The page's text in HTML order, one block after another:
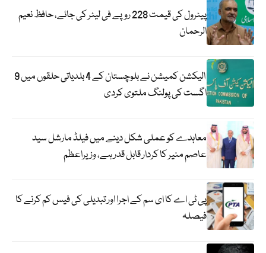
پیٹرول کی قیمت 228 روپے فی لیٹر کی جائے، حافظ نعیم
الرحمان
الیکشن کمیشن نے بلوچستان کے 4 بلدیاتی حلقوں میں 9
اگست کی پولنگ ملتوی کردی
معاہدے کو عملی شکل دینے میں فیلڈ مارشل سید
عاصم منیر کا کردار قابل قدر ہے، وزیراعظم
پی ٹی اے کا ای سم کے اجرا اور تبدیلی کی فیس کم کرنے کا
فیصلہ